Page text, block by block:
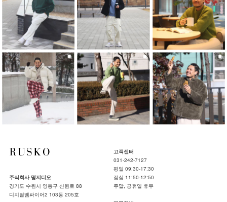
주식회사 명지디오
경기도 수원시 영통구 신원로 88
디지털엠파이어2 103동 205호
고객센터
031-242-7127
평일 09:30-17:30
점심 11:50-12:50
주말, 공휴일 휴무